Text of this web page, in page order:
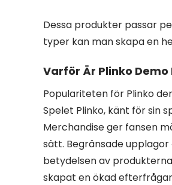
Dessa produkter passar
typer kan man skapa en
Varför Är Plinko
Populariteten för Plinko
Spelet Plinko, känt för sin
Merchandise ger fansen
sätt. Begränsade
betydelsen av
skapat en ökad